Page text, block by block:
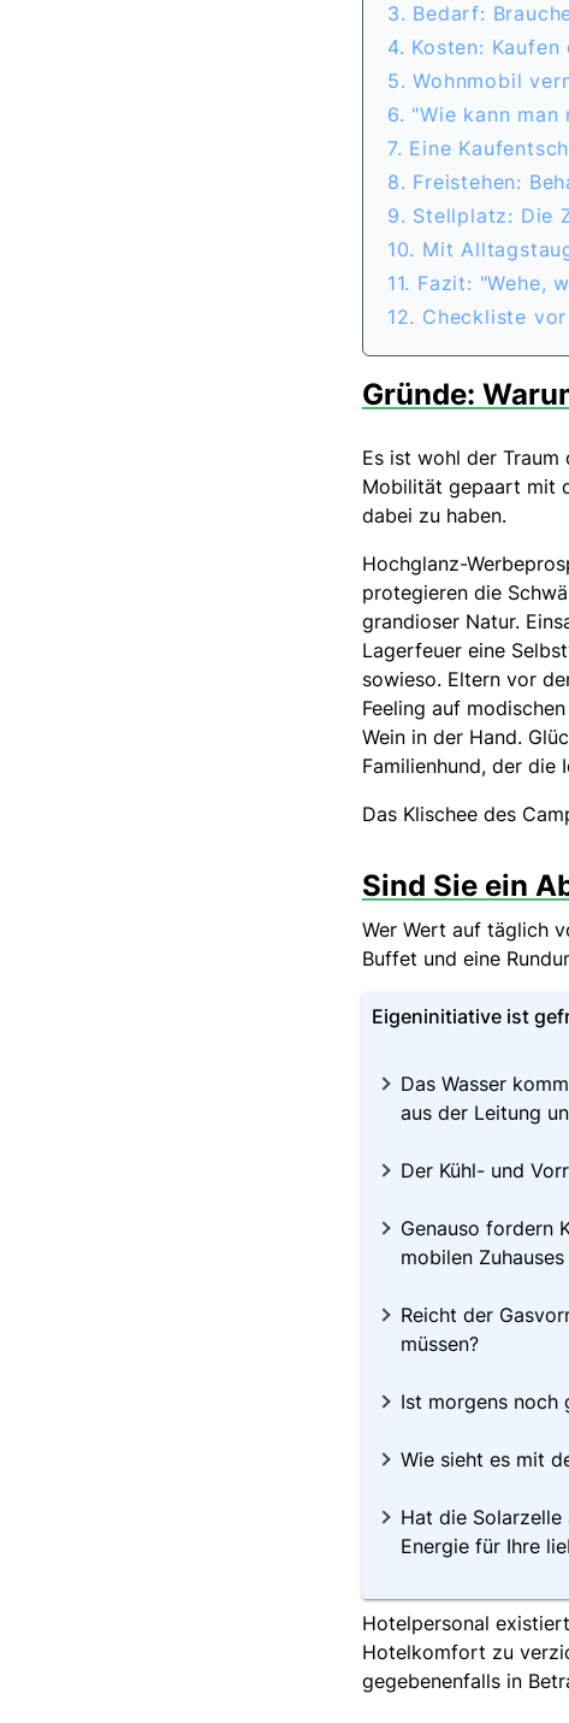
3. Bedarf:
4. Kosten:
5. Wohnmobil
6. "Wie kann
7. Eine
8. Freistehen:
9. Stellplatz: Die
10. Mit
11. Fazit: "Wehe,
12. Checkliste
Gründe:
Es ist wohl der
Mobilität gepaart mit
dabei zu haben.
Hochglanz-
protegieren die
grandioser Natur.
Lagerfeuer eine
sowieso. Eltern vor
Feeling auf
Wein in der Hand.
Familienhund, der die
Das Klischee des
Sind Sie ein
Wer Wert auf täglich
Buffet und eine
Eigeninitiative ist
Das Wasser
aus der Leitung
Der Kühl- und
Genauso fordern
mobilen
Reicht der
müssen?
Ist morgens noch
Wie sieht es mit
Hat die
Energie für Ihre
Hotelpersonal
Hotelkomfort zu
gegebenenfalls in